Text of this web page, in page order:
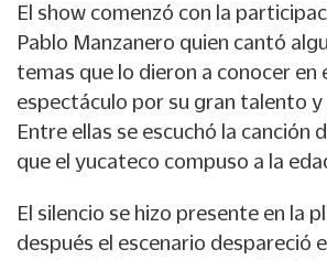
El show comenzó con la
Pablo Manzanero quien cantó
temas que lo dieron a conocer en
espectáculo por su gran talento
Entre ellas se escuchó la canción
que el yucateco compuso a la
El silencio se hizo presente en la
después el escenario despareció